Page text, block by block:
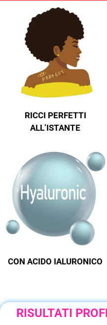
RICCI PERFETTI
ALL’ISTANTE
CON ACIDO IALURONICO
RISULTATI